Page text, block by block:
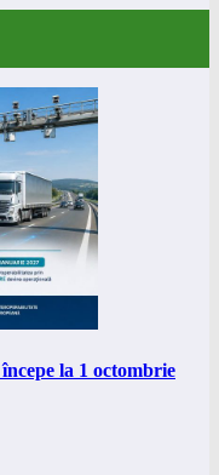
la 1 octombrie